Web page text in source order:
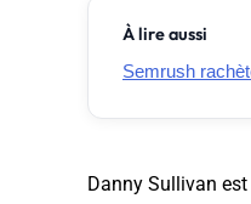
À lire aussi
Semrush
Danny Sullivan